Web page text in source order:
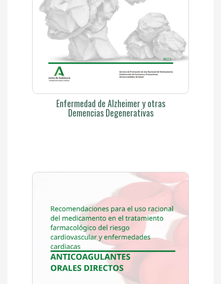
Enfermedad de Alzheimer y otras
Demencias Degenerativas